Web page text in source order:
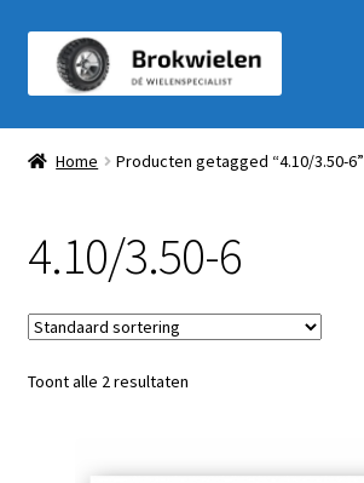
door
navigatie
naar
inhoud
Winkel
Afrekenen
Mijn Account
Home Producten getagged “4.10/3.50-6”
4.10/3.50-6
Toont alle 2 resultaten